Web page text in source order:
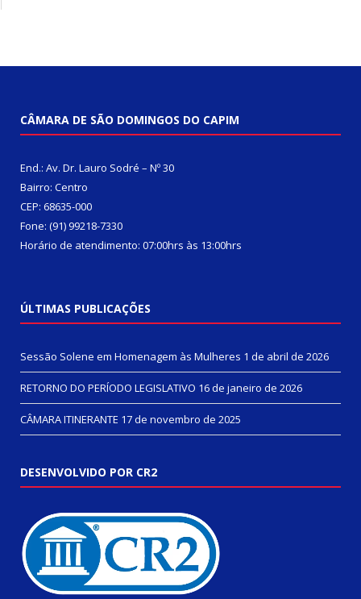
CÂMARA DE SÃO DOMINGOS DO CAPIM
End.: Av. Dr. Lauro Sodré – Nº 30
Bairro: Centro
CEP: 68635-000
Fone: (91) 99218-7330
Horário de atendimento: 07:00hrs às 13:00hrs
ÚLTIMAS PUBLICAÇÕES
Sessão Solene em Homenagem às Mulheres 1 de abril de 2026
RETORNO DO PERÍODO LEGISLATIVO 16 de janeiro de 2026
CÂMARA ITINERANTE 17 de novembro de 2025
DESENVOLVIDO POR CR2